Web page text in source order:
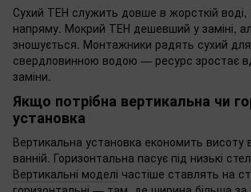
Сухий ТЕН служить довше в жорсткій воді,
напряму. Мокрий ТЕН дешевший у заміні,
зношується. Монтажники радять сухий для
свердловинною водою — ресурс зростає
заміни.
Якщо потрібна вертикальна чи
установка
Вертикальна установка економить висоту
ванній. Горизонтальна пасує під низькі
Вертикальні моделі частіше ставлять на